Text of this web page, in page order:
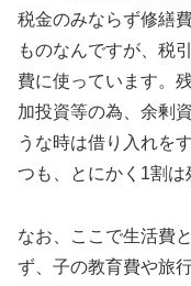
税金のみならず修繕
ものなんですが、税
費に使っています。
加投資等の為、余剰
うな時は借り入れを
つも、とにかく1割は
なお、ここで生活費
ず、子の教育費や旅